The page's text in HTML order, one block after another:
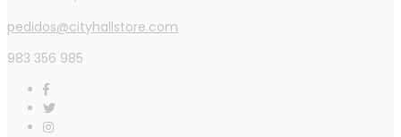
pedidos@cityhallstore.com
983 356 985